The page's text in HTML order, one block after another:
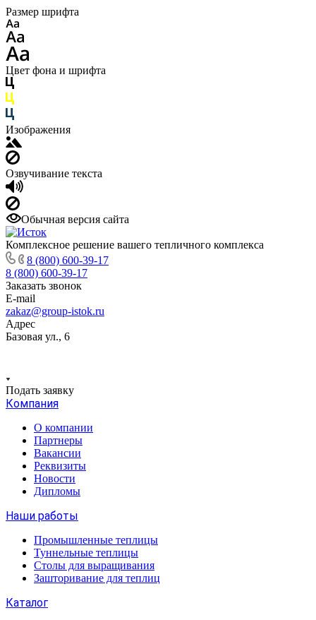
Размер шрифта
Цвет фона и шрифта
Изображения
Озвучивание текста
Обычная версия сайта
Комплексное решение вашего тепличного комплекса
8 (800) 600-39-17
8 (800) 600-39-17
Заказать звонок
E-mail
zakaz@group-istok.ru
Адрес
Базовая ул., 6
Подать заявку
Компания
О компании
Партнеры
Вакансии
Реквизиты
Новости
Дипломы
Наши работы
Промышленные теплицы
Туннельные теплицы
Столы для выращивания
Зашторивание для теплиц
Каталог